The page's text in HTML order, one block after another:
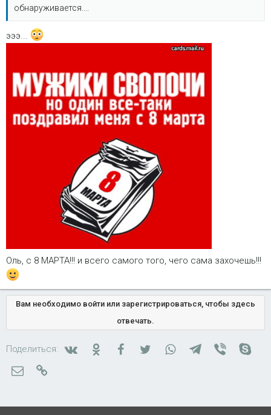
обнаруживается....
эээ...
Оль, с 8 МАРТА!!! и всего самого того, чего сама захочешь!!!
Вам необходимо войти или зарегистрироваться, чтобы здесь
отвечать.
Поделиться: ВконтактеОдноклассники
FacebookTwitterWhatsAppTelegram
Viber
Электронная почта